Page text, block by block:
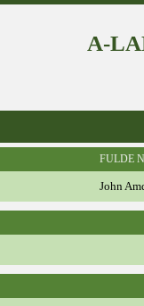
A-
FULDE
John